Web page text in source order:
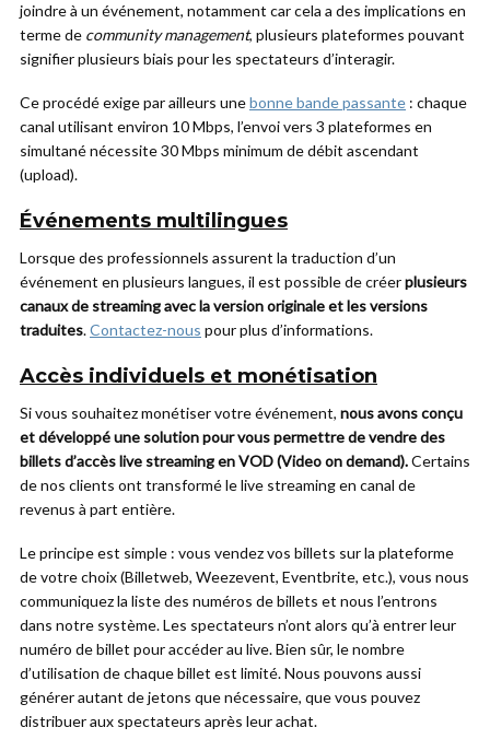
joindre à un événement, notamment car cela a des implications en
terme de community management, plusieurs plateformes pouvant
signifier plusieurs biais pour les spectateurs d’interagir.
Ce procédé exige par ailleurs unebonne bande passante : chaque
canal utilisant environ 10 Mbps, l’envoi vers 3 plateformes en
simultané nécessite 30 Mbps minimum de débit ascendant
(upload).
Événements multilingues
Lorsque des professionnels assurent la traduction d’un
événement en plusieurs langues, il est possible de créerplusieurs
canaux de streaming avec la version originale et les versions
traduites.Contactez-nous pour plus d’informations.
Accès individuels et monétisation
Si vous souhaitez monétiser votre événement, nous avons conçu
et développé une solution pour vous permettre de vendre des
billets d’accès live streaming en VOD (Video on demand).Certains
de nos clients ont transformé le live streaming en canal de
revenus à part entière.
Le principe est simple : vous vendez vos billets sur la plateforme
de votre choix (Billetweb, Weezevent, Eventbrite, etc.), vous nous
communiquez la liste des numéros de billets et nous l’entrons
dans notre système. Les spectateurs n’ont alors qu’à entrer leur
numéro de billet pour accéder au live. Bien sûr, le nombre
d’utilisation de chaque billet est limité. Nous pouvons aussi
générer autant de jetons que nécessaire, que vous pouvez
distribuer aux spectateurs après leur achat.